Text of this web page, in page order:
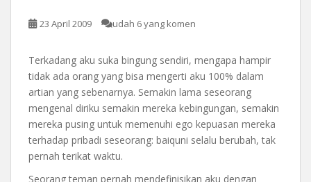
23 April 2009 udah 6 yang komen
Terkadang aku suka bingung sendiri, mengapa hampir
tidak ada orang yang bisa mengerti aku 100% dalam
artian yang sebenarnya. Semakin lama seseorang
mengenal diriku semakin mereka kebingungan, semakin
mereka pusing untuk memenuhi ego kepuasan mereka
terhadap pribadi seseorang: baiquni selalu berubah, tak
pernah terikat waktu.
Seorang teman pernah mendefinisikan aku dengan